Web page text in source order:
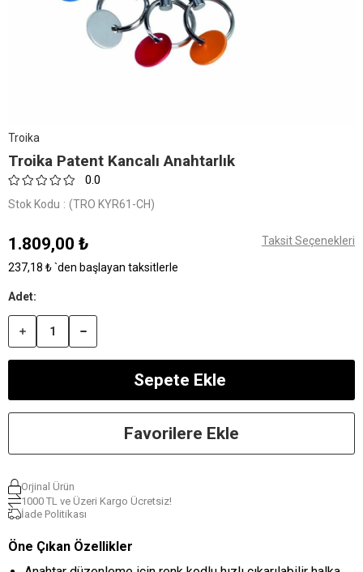
Troika
Troika Patent Kancalı Anahtarlık
0.0
Stok Kodu (TRO KYR61-CH)
1.809,00 ₺ Taksit Seçenekleri
237,18 ₺`den başlayan taksitlerle
Favorilere Ekle
Orjinal Ürün
1000 TL ve Üzeri Kargo Ücretsiz!
İade Politikası
Öne Çıkan Özellikler